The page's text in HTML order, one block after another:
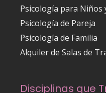
Psicología para Niños
Psicología de Pareja
Psicología de Familia
Alquiler de Salas de
Disciplinas que